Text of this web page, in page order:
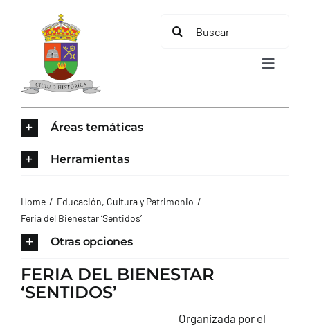
contenido
Buscar:
Toggle
AYUNTAMIENTO
TURISMO
Áreas temáticas
Herramientas
Home
Educación, Cultura y Patrimonio
Feria del Bienestar ‘Sentidos’
Otras opciones
FERIA DEL BIENESTAR
‘SENTIDOS’
Organizada por el